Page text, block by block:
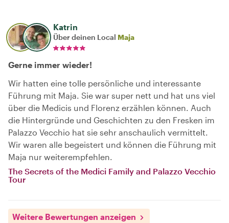
Katrin
Über deinen Local Maja
Gerne immer wieder!
Wir hatten eine tolle persönliche und interessante
Führung mit Maja. Sie war super nett und hat uns viel
über die Medicis und Florenz erzählen können. Auch
die Hintergründe und Geschichten zu den Fresken im
Palazzo Vecchio hat sie sehr anschaulich vermittelt.
Wir waren alle begeistert und können die Führung mit
Maja nur weiterempfehlen.
The Secrets of the Medici Family and Palazzo Vecchio
Tour
Weitere Bewertungen anzeigen